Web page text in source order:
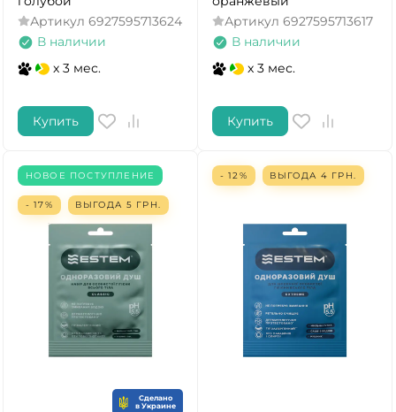
Артикул 6927595713624
В наличии
x 3 мес.
Купить
Артикул 6927595713617
В наличии
x 3 мес.
Купить
НОВОЕ ПОСТУПЛЕНИЕ
- 17% ВЫГОДА 5 ГРН.
Сделано
в Украине
- 12% ВЫГОДА 4 ГРН.